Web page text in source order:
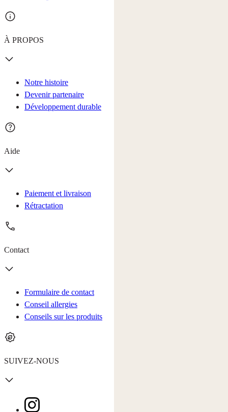
À PROPOS
Notre histoire
Devenir partenaire
Développement durable
Aide
Paiement et livraison
Rétractation
Contact
Formulaire de contact
Conseil allergies
Conseils sur les produits
SUIVEZ-NOUS